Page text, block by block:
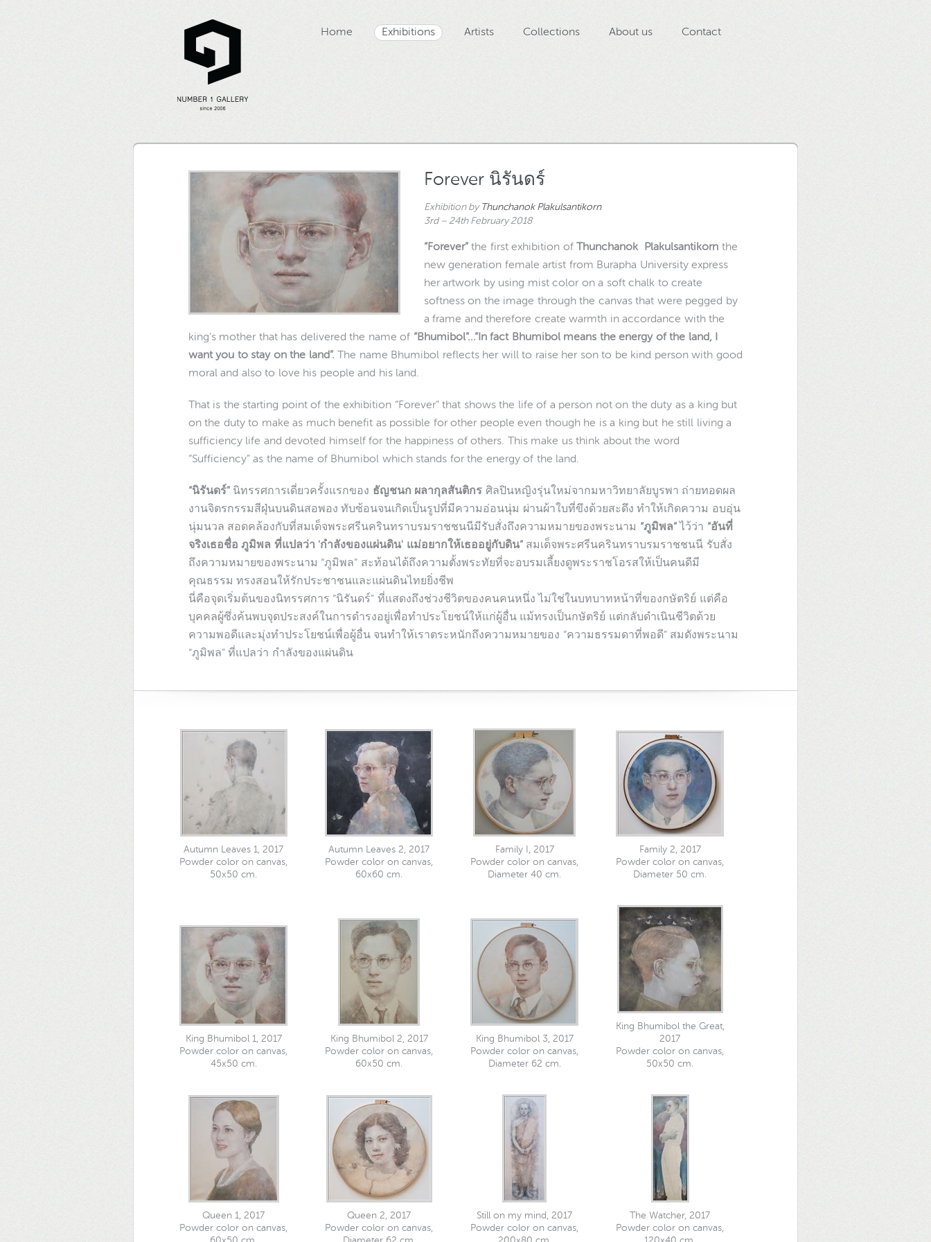
Home Exhibitions Artists Collections About us Contact
Forever นิรันดร์
Exhibition by Thunchanok Plakulsantikorn
3rd – 24th February 2018
“Forever” the first exhibition of Thunchanok Plakulsantikorn the
new generation female artist from Burapha University express
her artwork by using mist color on a soft chalk to create
softness on the image through the canvas that were pegged by
a frame and therefore create warmth in accordance with the
king’s mother that has delivered the name of “Bhumibol”...“In fact Bhumibol means the energy of the land, I
want you to stay on the land”. The name Bhumibol reflects her will to raise her son to be kind person with good
moral and also to love his people and his land.
That is the starting point of the exhibition “Forever” that shows the life of a person not on the duty as a king but
on the duty to make as much benefit as possible for other people even though he is a king but he still living a
sufficiency life and devoted himself for the happiness of others. This make us think about the word
“Sufficiency” as the name of Bhumibol which stands for the energy of the land.
“นิรันดร์” นิทรรศการเดี่ยวครั้งแรกของ ธัญชนก ผลากุลสันติกร ศิลปินหญิงรุ่นใหม่จากมหาวิทยาลัยบูรพา ถ่ายทอดผล
งานจิตรกรรมสีฝุ่นบนดินสอพอง ทับซ้อนจนเกิดเป็นรูปที่มีความอ่อนนุ่ม ผ่านผ้าใบที่ขึงด้วยสะดึง ทำให้เกิดความ อบอุ่น
นุ่มนวล สอดคล้องกับที่สมเด็จพระศรีนครินทราบรมราชชนนีมีรับสั่งถึงความหมายของพระนาม “ภูมิพล”ไว้ว่า “อันที่
จริงเธอชื่อ ภูมิพล ที่แปลว่า 'กำลังของแผ่นดิน' แม่อยากให้เธออยู่กับดิน” สมเด็จพระศรีนครินทราบรมราชชนนี รับสั่ง
ถึงความหมายของพระนาม “ภูมิพล” สะท้อนได้ถึงความตั้งพระทัยที่จะอบรมเลี้ยงดูพระราชโอรสให้เป็นคนดีมี
คุณธรรม ทรงสอนให้รักประชาชนและแผ่นดินไทยยิ่งชีพ
นี่คือจุดเริ่มต้นของนิทรรศการ “นิรันดร์” ที่แสดงถึงช่วงชีวิตของคนคนหนึ่ง ไม่ใช่ในบทบาทหน้าที่ของกษัตริย์ แต่คือ
บุคคลผู้ซึ่งค้นพบจุดประสงค์ในการดำรงอยู่เพื่อทำประโยชน์ให้แก่ผู้อื่น แม้ทรงเป็นกษัตริย์ แต่กลับดำเนินชีวิตด้วย
ความพอดีและมุ่งทำประโยชน์เพื่อผู้อื่น จนทำให้เราตระหนักถึงความหมายของ “ความธรรมดาที่พอดี” สมดังพระนาม
“ภูมิพล” ที่แปลว่า กำลังของแผ่นดิน
Autumn Leaves 1, 2017
Powder color on canvas,
50x50 cm.
Autumn Leaves 2, 2017
Powder color on canvas,
60x60 cm.
Family I, 2017
Powder color on canvas,
Diameter 40 cm.
Family 2, 2017
Powder color on canvas,
Diameter 50 cm.
King Bhumibol 1, 2017
Powder color on canvas,
45x50 cm.
King Bhumibol 2, 2017
Powder color on canvas,
60x50 cm.
King Bhumibol 3, 2017
Powder color on canvas,
Diameter 62 cm.
King Bhumibol the Great,
2017
Powder color on canvas,
50x50 cm.
Queen 1, 2017
Powder color on canvas,
Queen 2, 2017
Powder color on canvas,
Still on my mind, 2017
Powder color on canvas,
The Watcher, 2017
Powder color on canvas,